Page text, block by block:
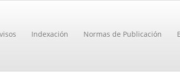
Indexación Normas de Publicación